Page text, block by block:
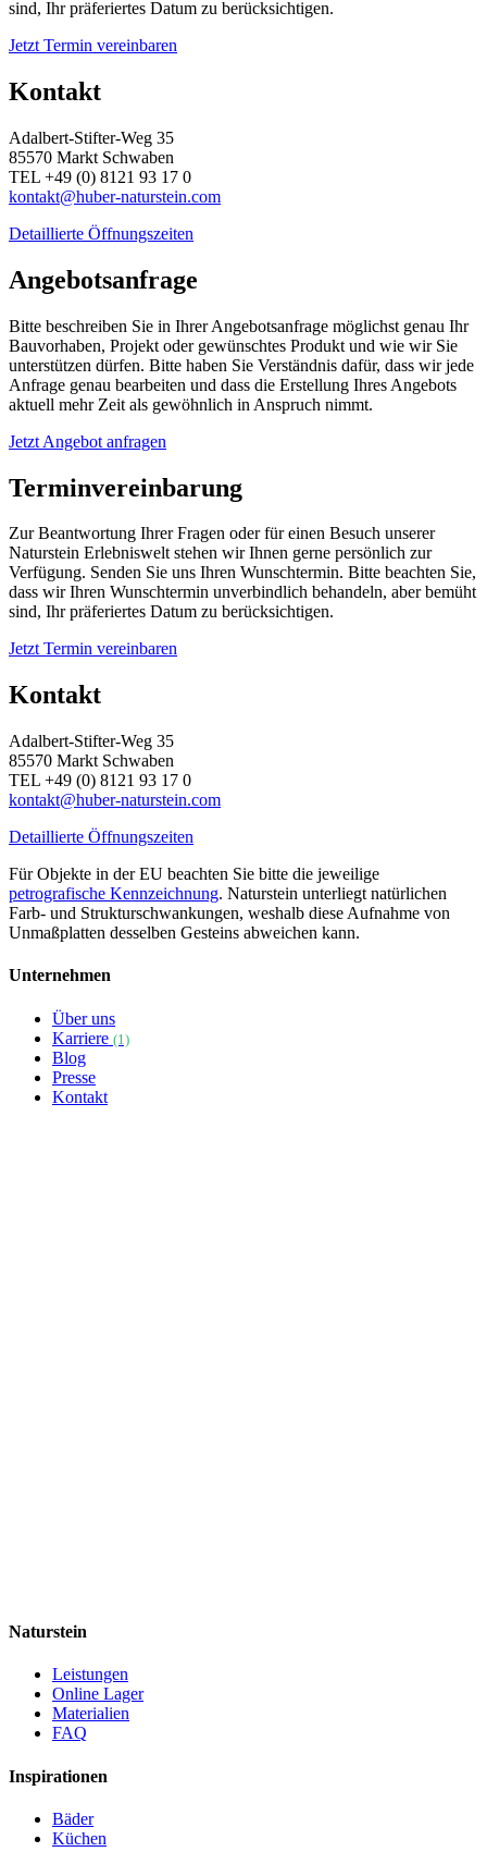
sind, Ihr präferiertes Datum zu berücksichtigen.
Jetzt Termin vereinbaren
Kontakt
Adalbert-Stifter-Weg 35
85570 Markt Schwaben
TEL +49 (0) 8121 93 17 0
kontakt@huber-naturstein.com
Detaillierte Öffnungszeiten
Angebotsanfrage
Bitte beschreiben Sie in Ihrer Angebotsanfrage möglichst genau Ihr
Bauvorhaben, Projekt oder gewünschtes Produkt und wie wir Sie
unterstützen dürfen. Bitte haben Sie Verständnis dafür, dass wir jede
Anfrage genau bearbeiten und dass die Erstellung Ihres Angebots
aktuell mehr Zeit als gewöhnlich in Anspruch nimmt.
Jetzt Angebot anfragen
Terminvereinbarung
Zur Beantwortung Ihrer Fragen oder für einen Besuch unserer
Naturstein Erlebniswelt stehen wir Ihnen gerne persönlich zur
Verfügung. Senden Sie uns Ihren Wunschtermin. Bitte beachten Sie,
dass wir Ihren Wunschtermin unverbindlich behandeln, aber bemüht
sind, Ihr präferiertes Datum zu berücksichtigen.
Jetzt Termin vereinbaren
Kontakt
Adalbert-Stifter-Weg 35
85570 Markt Schwaben
TEL +49 (0) 8121 93 17 0
kontakt@huber-naturstein.com
Detaillierte Öffnungszeiten
Für Objekte in der EU beachten Sie bitte die jeweilige
petrografische Kennzeichnung. Naturstein unterliegt natürlichen
Farb- und Strukturschwankungen, weshalb diese Aufnahme von
Unmaßplatten desselben Gesteins abweichen kann.
Unternehmen
Über uns
Karriere (1)
Blog
Presse
Kontakt
Naturstein
Leistungen
Online Lager
Materialien
FAQ
Inspirationen
Bäder
Küchen